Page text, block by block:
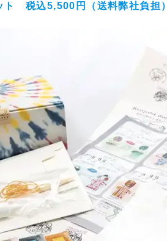
ト 税込5,500円（送料弊社負担）